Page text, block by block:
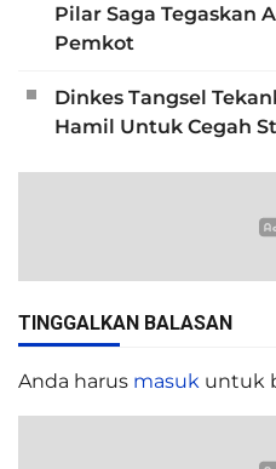
Pilar Saga Tegaskan
Pemkot
Dinkes Tangsel
Hamil Untuk Cegah
TINGGALKAN BALASAN
Anda harus masuk untuk